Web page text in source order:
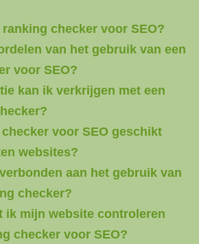
checker voor SEO?
van het gebruik van een
voor SEO?
kan ik verkrijgen met een
voor SEO geschikt
websites?
aan het gebruik van
checker?
ik mijn website controleren
checker voor SEO?